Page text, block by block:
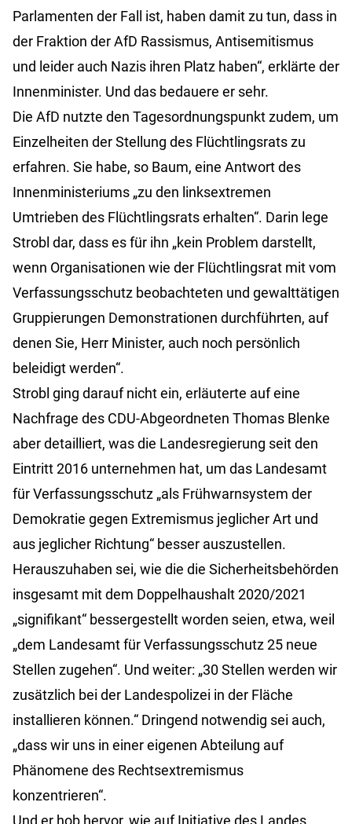
Parlamenten der Fall ist, haben damit zu tun, dass in
der Fraktion der AfD Rassismus, Antisemitismus
und leider auch Nazis ihren Platz haben“, erklärte der
Innenminister. Und das bedauere er sehr.
Die AfD nutzte den Tagesordnungspunkt zudem, um
Einzelheiten der Stellung des Flüchtlingsrats zu
erfahren. Sie habe, so Baum, eine Antwort des
Innenministeriums „zu den linksextremen
Umtrieben des Flüchtlingsrats erhalten“. Darin lege
Strobl dar, dass es für ihn „kein Problem darstellt,
wenn Organisationen wie der Flüchtlingsrat mit vom
Verfassungsschutz beobachteten und gewalttätigen
Gruppierungen Demonstrationen durchführten, auf
denen Sie, Herr Minister, auch noch persönlich
beleidigt werden“.
Strobl ging darauf nicht ein, erläuterte auf eine
Nachfrage des CDU-Abgeordneten Thomas Blenke
aber detailliert, was die Landesregierung seit den
Eintritt 2016 unternehmen hat, um das Landesamt
für Verfassungsschutz „als Frühwarnsystem der
Demokratie gegen Extremismus jeglicher Art und
aus jeglicher Richtung“ besser auszustellen.
Herauszuhaben sei, wie die die Sicherheitsbehörden
insgesamt mit dem Doppelhaushalt 2020/2021
„signifikant“ bessergestellt worden seien, etwa, weil
„dem Landesamt für Verfassungsschutz 25 neue
Stellen zugehen“. Und weiter: „30 Stellen werden wir
zusätzlich bei der Landespolizei in der Fläche
installieren können.“ Dringend notwendig sei auch,
„dass wir uns in einer eigenen Abteilung auf
Phänomene des Rechtsextremismus
konzentrieren“.
Und er hob hervor, wie auf Initiative des Landes